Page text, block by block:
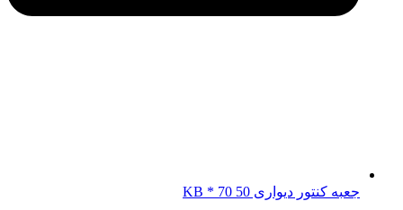
جعبه کنتور دیواری KB * 70 50